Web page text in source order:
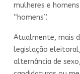
mulheres e
“homens”.
Atualmente, mais
legislação
alternância de